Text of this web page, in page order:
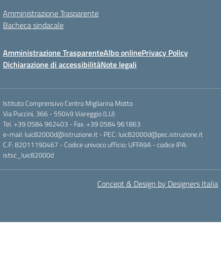
Amministrazione Trasparente
Bacheca sindacale
Amministrazione TrasparenteAlbo onlinePrivacy Policy
Dichiarazione di accessibilitàNote legali
Istituto Comprensivo Centro Migliarina Motto
Via Puccini, 366 - 55049 Viareggio (LU)
Tel. +39 0584 962403 - Fax. +39 0584 961863
e-mail: luic82000d@istruzione.it - PEC: luic82000d@pec.istruzione.it
C.F: 82011190467 - Codice univoco ufficio: UFFA9A - codice IPA:
istsc_luic82000d
Concept & Design by Designers Italia